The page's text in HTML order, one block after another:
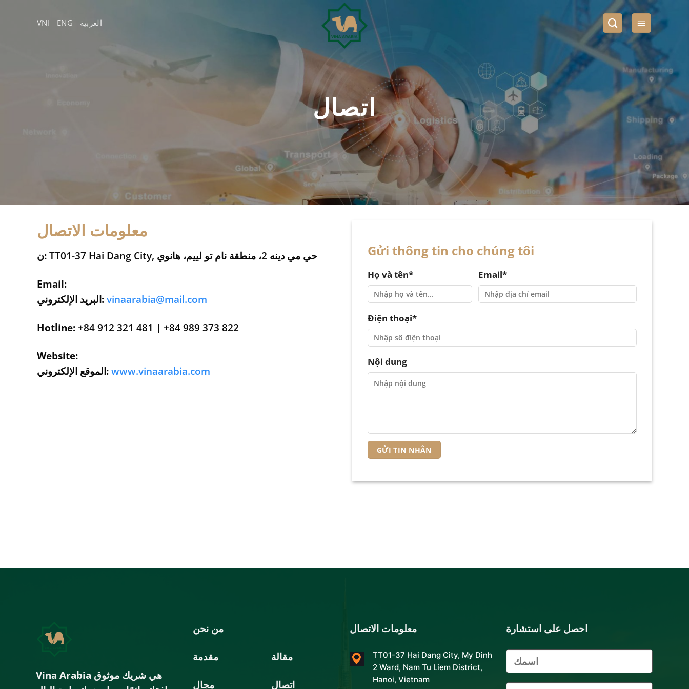
VNI ENG العربية
اتصال
معلومات الاتصال
ن: TT01-37 Hai Dang City, حي مي دينه 2، منطقة نام تو لييم، هانوي
Email:
البريد الإلكتروني:vinaarabia@mail.com
Hotline:+84 912 321 481 | +84 989 373 822
Website:
الموقع الإلكتروني:www.vinaarabia.com
Gửi thông tin cho chúng tôi
Họ và tên* Email*
Điện thoại*
Nội dung
Vina Arabia
من نحن
مقدمة
مجال
مقالة
اتصال
معلومات الاتصال
TT01-37 Hai Dang City, My Dinh
2 Ward, Nam Tu Liem District,
Hanoi, Vietnam
احصل على استشارة